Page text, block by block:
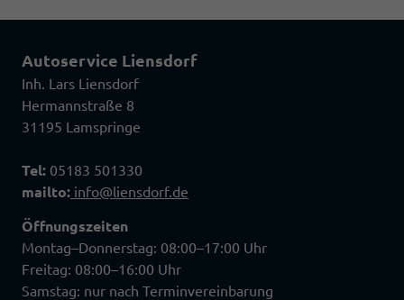
Autoservice Liensdorf
Inh. Lars Liensdorf
Hermannstraße 8
31195 Lamspringe
Tel: 05183 501330
mailto: info@liensdorf.de
Öffnungszeiten
Montag–Donnerstag: 08:00–17:00 Uhr
Freitag: 08:00–16:00 Uhr
Samstag: nur nach Terminvereinbarung